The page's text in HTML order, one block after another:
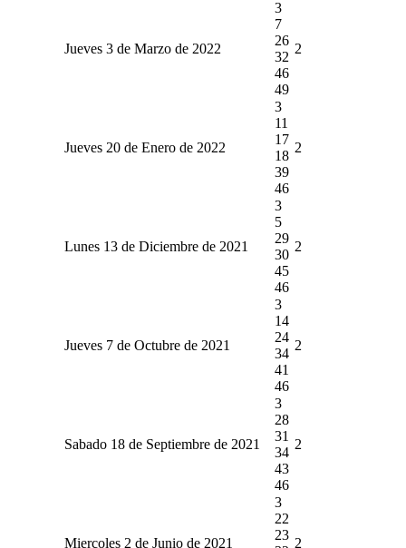
Jueves 3 de Marzo de 2022
3
7
26
32
46
49
2
Jueves 20 de Enero de 2022
3
11
17
18
39
46
2
Lunes 13 de Diciembre de 2021
3
5
29
30
45
46
2
Jueves 7 de Octubre de 2021
3
14
24
34
41
46
2
Sabado 18 de Septiembre de 2021
3
28
31
34
43
46
2
Miercoles 2 de Junio de 2021
3
22
23
2